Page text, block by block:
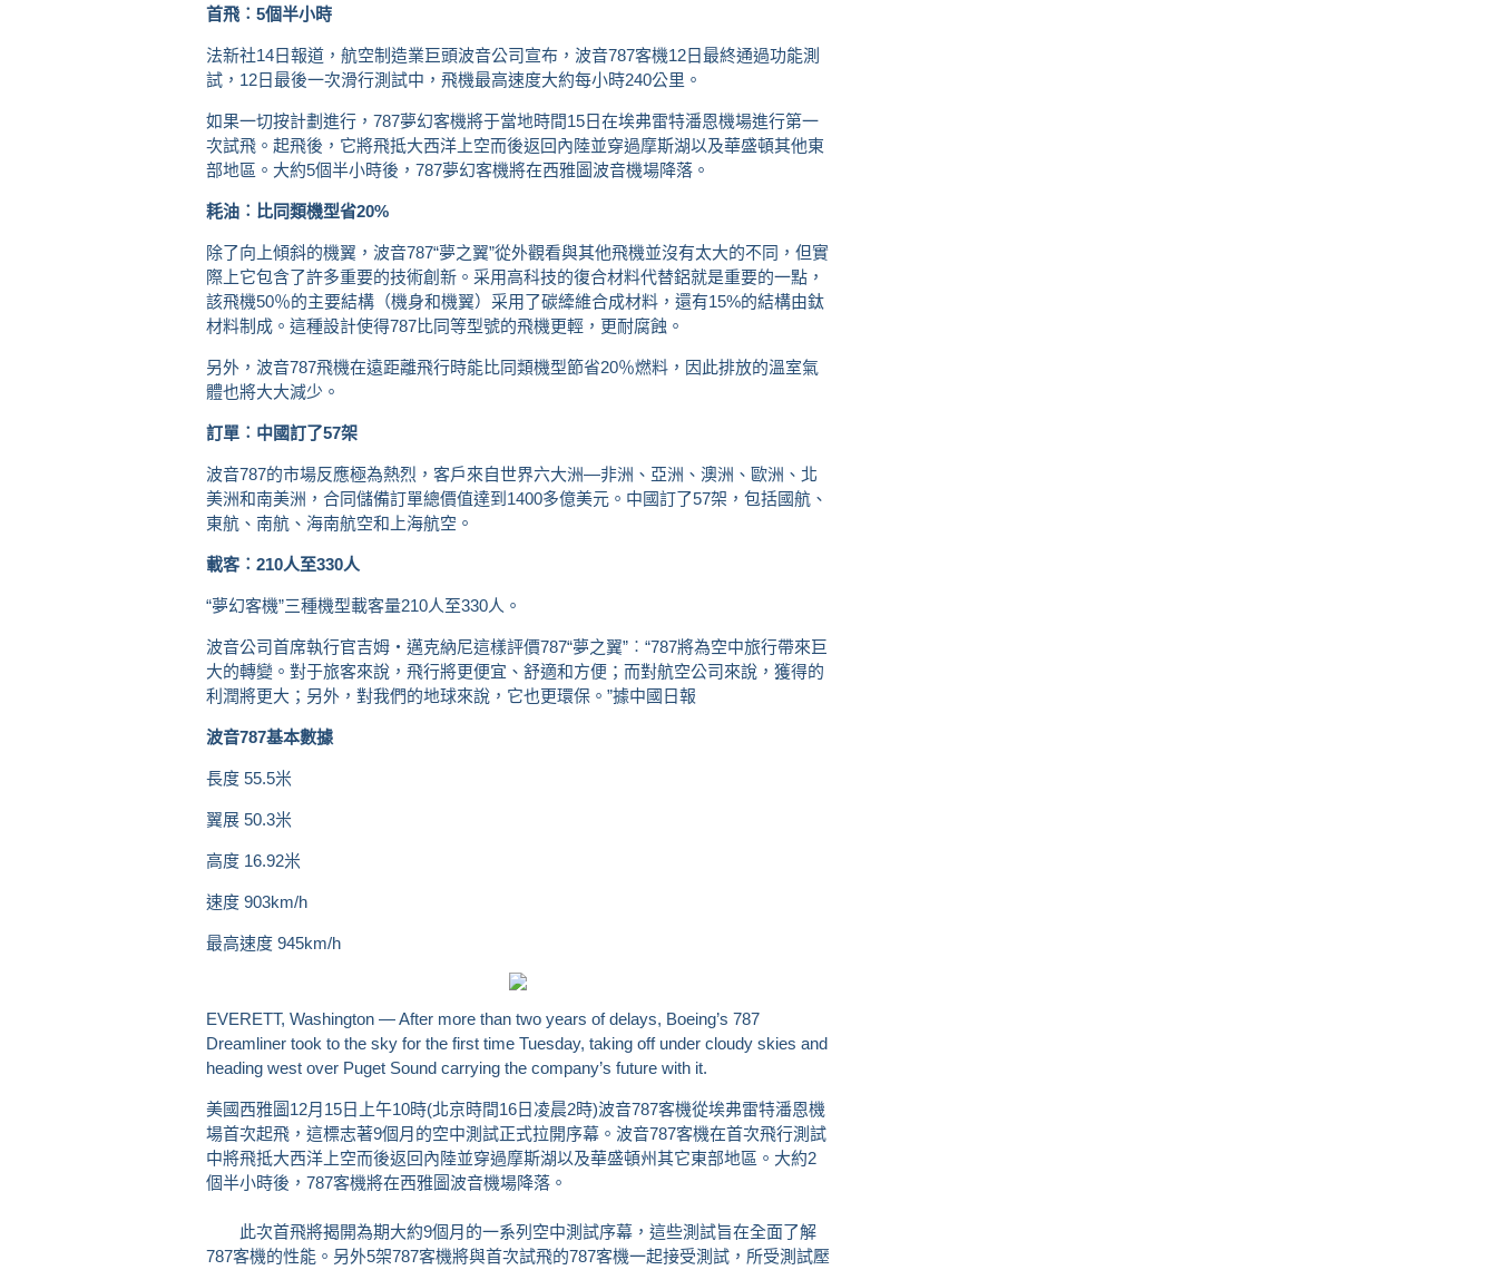
首飛︰5個半小時
法新社14日報道，航空制造業巨頭波音公司宣布，波音787客機12日最終通過功能測
試，12日最後一次滑行測試中，飛機最高速度大約每小時240公里。
如果一切按計劃進行，787夢幻客機將于當地時間15日在埃弗雷特潘恩機場進行第一
次試飛。起飛後，它將飛抵大西洋上空而後返回內陸並穿過摩斯湖以及華盛頓其他東
部地區。大約5個半小時後，787夢幻客機將在西雅圖波音機場降落。
耗油︰比同類機型省20%
除了向上傾斜的機翼，波音787“夢之翼”從外觀看與其他飛機並沒有太大的不同，但實
際上它包含了許多重要的技術創新。采用高科技的復合材料代替鋁就是重要的一點，
該飛機50％的主要結構（機身和機翼）采用了碳縴維合成材料，還有15%的結構由鈦
材料制成。這種設計使得787比同等型號的飛機更輕，更耐腐蝕。
另外，波音787飛機在遠距離飛行時能比同類機型節省20％燃料，因此排放的溫室氣
體也將大大減少。
訂單︰中國訂了57架
波音787的市場反應極為熱烈，客戶來自世界六大洲—非洲、亞洲、澳洲、歐洲、北
美洲和南美洲，合同儲備訂單總價值達到1400多億美元。中國訂了57架，包括國航、
東航、南航、海南航空和上海航空。
載客︰210人至330人
“夢幻客機”三種機型載客量210人至330人。
波音公司首席執行官吉姆‧邁克納尼這樣評價787“夢之翼”︰“787將為空中旅行帶來巨
大的轉變。對于旅客來說，飛行將更便宜、舒適和方便；而對航空公司來說，獲得的
利潤將更大；另外，對我們的地球來說，它也更環保。”據中國日報
波音787基本數據
長度 55.5米
翼展 50.3米
高度 16.92米
速度 903km/h
最高速度 945km/h
EVERETT, Washington — After more than two years of delays, Boeing’s 787
Dreamliner took to the sky for the first time Tuesday, taking off under cloudy skies and
heading west over Puget Sound carrying the company’s future with it.
美國西雅圖12月15日上午10時(北京時間16日凌晨2時)波音787客機從埃弗雷特潘恩機
場首次起飛，這標志著9個月的空中測試正式拉開序幕。波音787客機在首次飛行測試
中將飛抵大西洋上空而後返回內陸並穿過摩斯湖以及華盛頓州其它東部地區。大約2
個半小時後，787客機將在西雅圖波音機場降落。
此次首飛將揭開為期大約9個月的一系列空中測試序幕，這些測試旨在全面了解
787客機的性能。另外5架787客機將與首次試飛的787客機一起接受測試，所受測試壓